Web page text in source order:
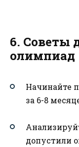
6. Советы
олимпиад
Начинайте
за 6-8
допустили